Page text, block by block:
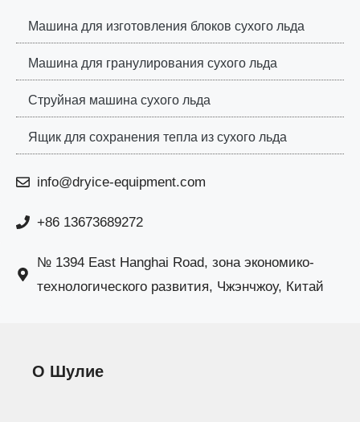
Машина для изготовления блоков сухого льда
Машина для гранулирования сухого льда
Струйная машина сухого льда
Ящик для сохранения тепла из сухого льда
info@dryice-equipment.com
+86 13673689272
№ 1394 East Hanghai Road, зона экономико-
технологического развития, Чжэнчжоу, Китай
О Шулие